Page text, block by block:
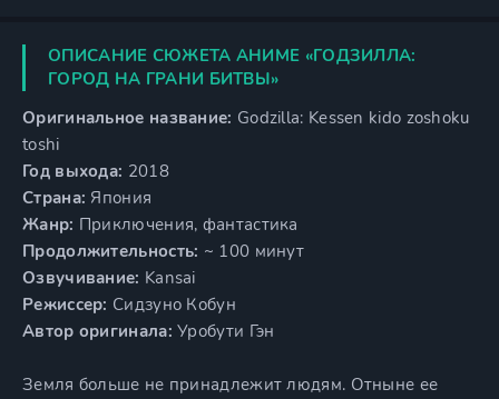
ОПИСАНИЕ СЮЖЕТА АНИМЕ «ГОДЗИЛЛА:
ГОРОД НА ГРАНИ БИТВЫ»
Оригинальное название: Godzilla: Kessen kido zoshoku
toshi
Год выхода: 2018
Страна: Япония
Жанр: Приключения, фантастика
Продолжительность: ~ 100 минут
Озвучивание: Kansai
Режиссер: Сидзуно Кобун
Автор оригинала: Уробути Гэн
Земля больше не принадлежит людям. Отныне ее